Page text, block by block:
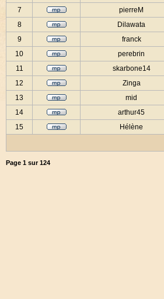
7
pierreM
8
Dilawata
9
franck
10
perebrin
11
skarbone14
12
Zinga
13
mid
14
arthur45
15
Hélène
Page 1 sur124